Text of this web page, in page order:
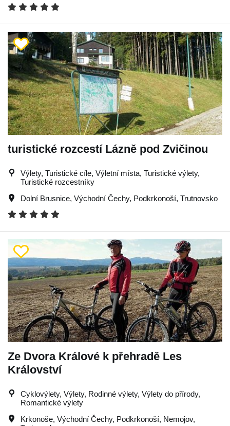
turistické rozcestí Lázně pod Zvičinou
Výlety, Turistické cíle, Výletní místa, Turistické výlety,
Turistické rozcestníky
Dolní Brusnice, Východní Čechy, Podkrkonoší, Trutnovsko
Ze Dvora Králové k přehradě Les
Království
Cyklovýlety, Výlety, Rodinné výlety, Výlety do přírody,
Romantické výlety
Krkonoše, Východní Čechy, Podkrkonoší, Nemojov,